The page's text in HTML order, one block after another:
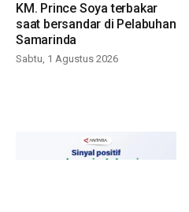
KM. Prince Soya terbakar
saat bersandar di Pelabuhan
Samarinda
Sabtu, 1 Agustus 2026